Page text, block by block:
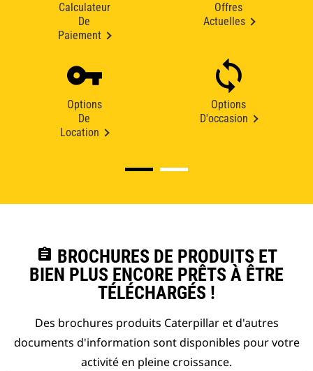
Calculateur
De
Paiement
Offres
Actuelles
Options
De
Location
Options
D'occasion
assignment BROCHURES DE PRODUITS ET
BIEN PLUS ENCORE PRÊTS À ÊTRE
TÉLÉCHARGÉS !
Des brochures produits Caterpillar et d'autres
documents d'information sont disponibles pour votre
activité en pleine croissance.